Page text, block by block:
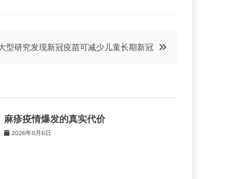
型研究发现新冠疫苗可减少儿童长期新冠
麻疹疫情爆发的真实代价
2026年8月6日